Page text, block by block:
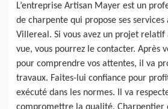
L’entreprise Artisan Mayer est un
de charpente qui propose ses
Villereal. Si vous avez un projet
vue, vous pourrez le contacter. Après
pour comprendre vos attentes, il va
travaux. Faites-lui confiance pour
exécuté dans les normes. Il va
compromettre la qualité. Charpentier